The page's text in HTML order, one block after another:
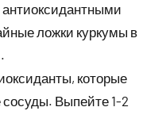
ложки куркумы в
которые
сосуды. Выпейте 1-2